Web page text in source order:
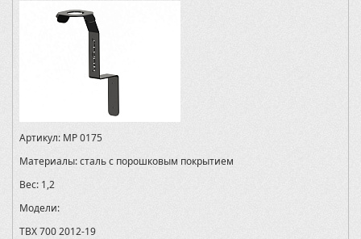
Артикул: MP 0175
Материалы:сталь с порошковым покрытием
Вес: 1,2
Модели:
TBX 700 2012-19